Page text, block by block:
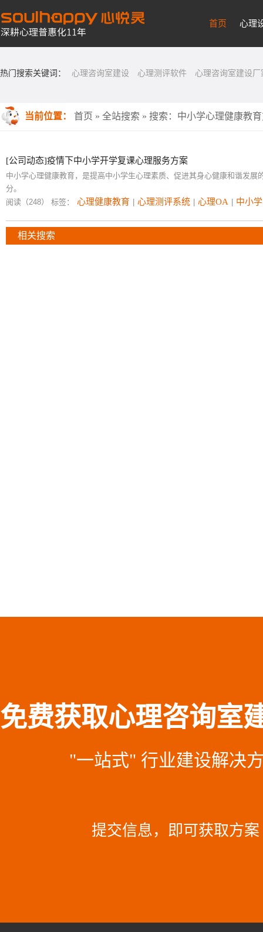
首页 心理
热门搜索关键词： 心理咨询室建设 心理测评软件 心理咨询室建设厂
当前位置： 首页 » 全站搜索 » 搜索：中小学心理健康教
[公司动态]疫情下中小学开学复课心理服务方案
中小学心理健康教育，是提高中小学生心理素质、促进其身心健康和谐发
分。
阅读（248） 标签： 心理健康教育 心理测评系统 心理OA 中小
相关搜索
免费获取心理咨询室
"一站式" 行业建设解决
提交信息，即可获取方案